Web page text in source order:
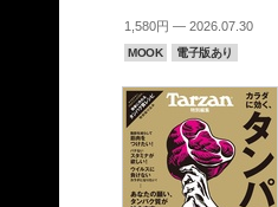
1,580円 — 2026.07.30
MOOK 電子版あり